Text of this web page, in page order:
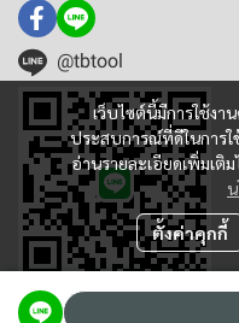
เว็บไซต์นี้มีการใช้ง
ประสบการณ์ที่ดีในการใ
อ่านรายละเอียดเพิ่มเติ
ตั้งค่าคุกกี้
@tbtool